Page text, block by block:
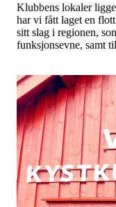
Klubbens lokaler
har vi fått laget en
sitt slag i regionen,
funksjonsevne, samt